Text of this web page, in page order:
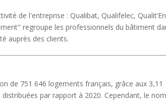
de l'entreprise : Qualibat, Qualifelec,
regroupe les professionnels du bâtiment
auprès des clients.
de 751 646 logements français, grâce aux 3,11
par rapport à 2020. Cependant, le